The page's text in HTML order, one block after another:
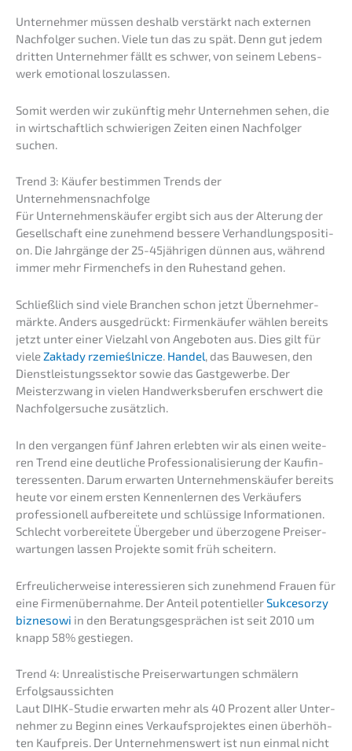
Unter­neh­mer müssen deshalb verstärkt nach exter­nen
Nachfol­ger suchen. Viele tun das zu spät. Denn gut jedem
dritten Unter­neh­mer fällt es schwer, von seinem Lebens­
werk emotio­nal loszulassen.
Somit werden wir zukünf­tig mehr Unter­neh­men sehen, die
in wirtschaft­lich schwie­ri­gen Zeiten einen Nachfol­ger
suchen.
Trend 3: Käufer bestim­men Trends der
Unternehmensnachfolge
Für Unter­neh­mens­käu­fer ergibt sich aus der Alterung der
Gesell­schaft eine zuneh­mend besse­re Verhand­lungs­po­si­ti­
on. Die Jahrgän­ge der 25-45jäh­ri­gen dünnen aus, während
immer mehr Firmen­chefs in den Ruhestand gehen.
Schließ­lich sind viele Branchen schon jetzt Überneh­mer­
märk­te. Anders ausge­drückt: Firmen­käu­fer wählen bereits
jetzt unter einer Vielzahl von Angebo­ten aus. Dies gilt für
vieleZakła­dy rzemieśl­nic­ze. Handel, das Bauwe­sen, den
Dienst­leis­tungs­sek­tor sowie das Gastge­wer­be. Der
Meister­zwang in vielen Handwerks­be­ru­fen erschwert die
Nachfol­ger­su­che zusätzlich.
In den vergan­gen fünf Jahren erleb­ten wir als einen weite­
ren Trend eine deutli­che Profes­sio­na­li­sie­rung der Kaufin­
ter­es­sen­ten. Darum erwar­ten Unter­neh­mens­käu­fer bereits
heute vor einem ersten Kennen­ler­nen des Verkäu­fers
profes­sio­nell aufbe­rei­te­te und schlüs­si­ge Infor­ma­tio­nen.
Schlecht vorbe­rei­te­te Überge­ber und überzo­ge­ne Preis­er­
war­tun­gen lassen Projek­te somit früh scheitern.
Erfreu­li­cher­wei­se inter­es­sie­ren sich zuneh­mend Frauen für
eine Firmen­über­nah­me. Der Anteil poten­ti­el­lerSukce­sor­zy
bizne­so­wi in den Beratungs­ge­sprä­chen ist seit 2010 um
knapp 58% gestiegen.
Trend 4: Unrea­lis­ti­sche Preis­er­war­tun­gen schmä­lern
Erfolgsaussichten
Laut DIHK-Studie erwar­ten mehr als 40 Prozent aller Unter­
neh­mer zu Beginn eines Verkaufs­pro­jek­tes einen überhöh­
ten Kaufpreis. Der Unter­neh­mens­wert ist nun einmal nicht